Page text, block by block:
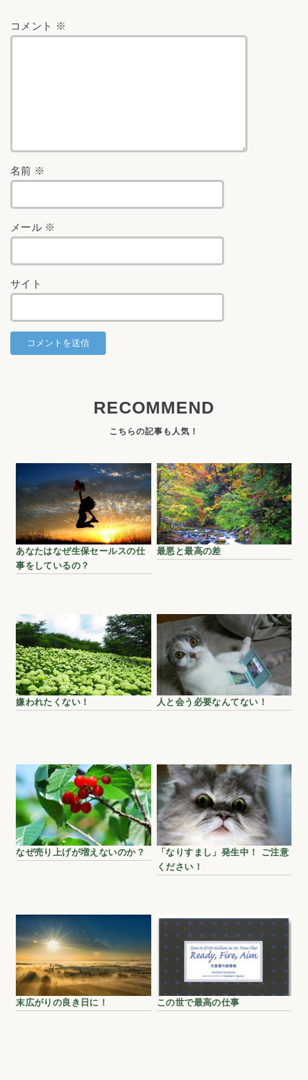
コメント ※
名前 ※
メール ※
サイト
RECOMMEND
あなたはなぜ生保セールスの仕
事をしているの？
最悪と最高の差
嫌われたくない！ 人と会う必要なんてない！
なぜ売り上げが増えないのか？
「なりすまし」発生中！ ご注意
ください！
末広がりの良き日に！ この世で最高の仕事